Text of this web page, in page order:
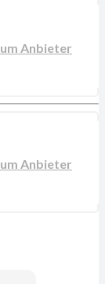
Anbieter
Anbieter